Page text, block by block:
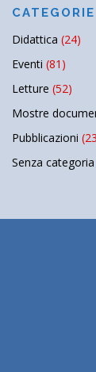
CATEGORIE
Didattica (24)
Eventi (81)
Letture (52)
Mostre
Pubblicazioni
Senza categoria